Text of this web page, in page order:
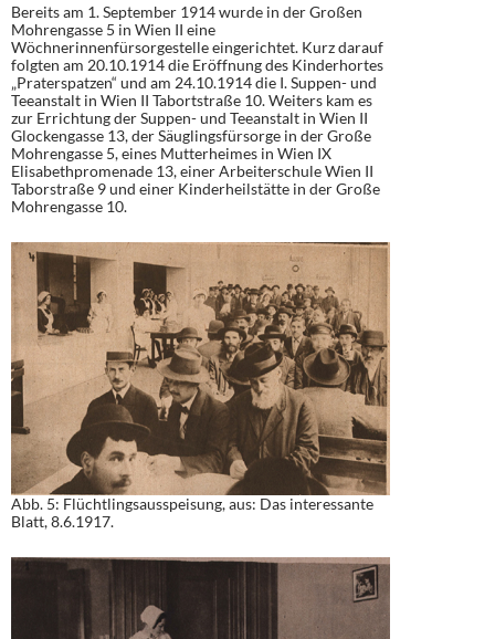
Bereits am 1. September 1914 wurde in der Großen
Mohrengasse 5 in Wien II eine
Wöchnerinnenfürsorgestelle eingerichtet. Kurz darauf
folgten am 20.10.1914 die Eröffnung des Kinderhortes
„Praterspatzen“ und am 24.10.1914 die I. Suppen- und
Teeanstalt in Wien II Tabortstraße 10. Weiters kam es
zur Errichtung der Suppen- und Teeanstalt in Wien II
Glockengasse 13, der Säuglingsfürsorge in der Große
Mohrengasse 5, eines Mutterheimes in Wien IX
Elisabethpromenade 13, einer Arbeiterschule Wien II
Taborstraße 9 und einer Kinderheilstätte in der Große
Mohrengasse 10.
Abb. 5: Flüchtlingsausspeisung, aus: Das interessante
Blatt, 8.6.1917.